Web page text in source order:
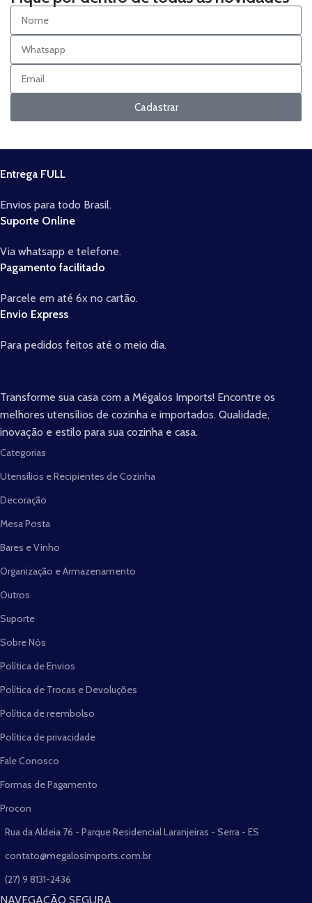
Cadastrar
Entrega FULL
Envios para todo Brasil.
Suporte Online
Via whatsapp e telefone.
Pagamento facilitado
Parcele em até 6x no cartão.
Envio Express
Para pedidos feitos até o meio dia.
Transforme sua casa com a Mégalos Imports! Encontre os
melhores utensílios de cozinha e importados. Qualidade,
inovação e estilo para sua cozinha e casa.
Categorias
Utensílios e Recipientes de Cozinha
Decoração
Mesa Posta
Bares e Vinho
Organização e Armazenamento
Outros
Suporte
Sobre Nós
Política de Envios
Política de Trocas e Devoluções
Política de reembolso
Política de privacidade
Fale Conosco
Formas de Pagamento
Procon
Rua da Aldeia 76 - Parque Residencial Laranjeiras - Serra - ES
contato@megalosimports.com.br
(27) 9 8131-2436
NAVEGAÇÃO SEGURA